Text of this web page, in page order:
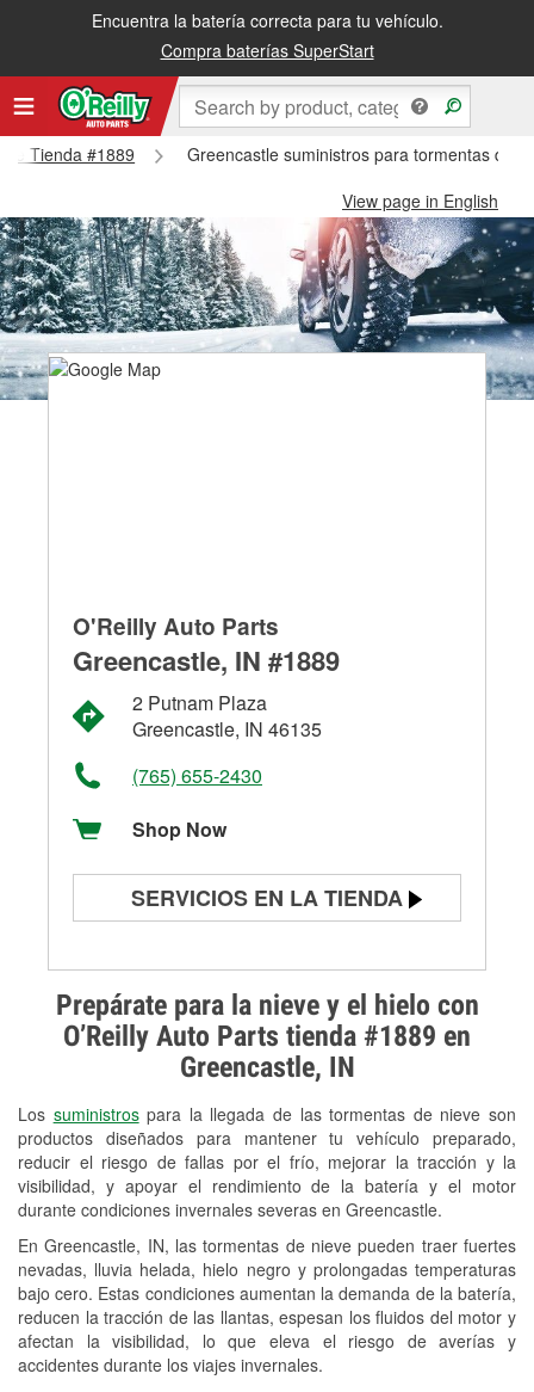
Encuentra la batería correcta para tu vehículo.
Compra baterías SuperStart
Tienda #1889
Greencastle suministros para tormentas de
View page in English
Prepárate para la nieve y el hielo con
O’Reilly Auto Parts tienda #1889 en
Greencastle, IN
Los suministrospara la llegada de las tormentas de nieve son
productos diseñados para mantener tu vehículo preparado,
reducir el riesgo de fallas por el frío, mejorar la tracción y la
visibilidad, y apoyar el rendimiento de la batería y el motor
durante condiciones invernales severas en Greencastle.
En Greencastle, IN, las tormentas de nieve pueden traer fuertes
nevadas, lluvia helada, hielo negro y prolongadas temperaturas
bajo cero. Estas condiciones aumentan la demanda de la batería,
reducen la tracción de las llantas, espesan los fluidos del motor y
afectan la visibilidad, lo que eleva el riesgo de averías y
accidentes durante los viajes invernales.
O'Reilly Auto Parts
Greencastle, IN #1889
2 Putnam Plaza
Greencastle, IN 46135
(765) 655-2430
Shop Now
SERVICIOS EN LA TIENDA
Prueba de alternadores y
arrancadores
Revisión de la luz "Check Engine"
Reciclaje de baterías y aceite
Instalación de bombillas de faros
Instalación de limpiaparabrisas
Programa de Préstamo de
Herramientas
Rectificación de tambores y discos de
freno